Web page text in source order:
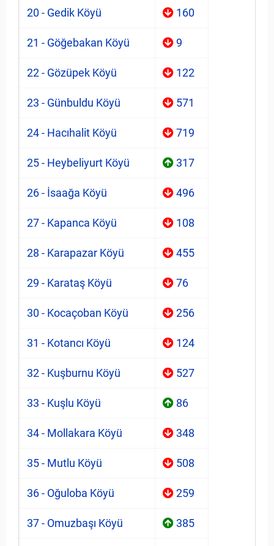
20 - Gedik Köyü 160
21 - Göğebakan Köyü 9
22 - Gözüpek Köyü 122
23 - Günbuldu Köyü 571
24 - Hacıhalit Köyü 719
25 - Heybeliyurt Köyü 317
26 - İsaağa Köyü 496
27 - Kapanca Köyü 108
28 - Karapazar Köyü 455
29 - Karataş Köyü 76
30 - Kocaçoban Köyü 256
31 - Kotancı Köyü 124
32 - Kuşburnu Köyü 527
33 - Kuşlu Köyü 86
34 - Mollakara Köyü 348
35 - Mutlu Köyü 508
36 - Oğuloba Köyü 259
37 - Omuzbaşı Köyü 385